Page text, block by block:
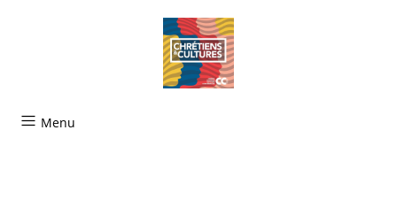
Menu